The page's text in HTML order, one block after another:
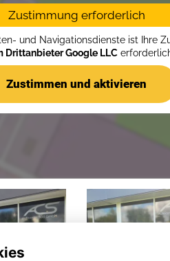
Zustimmung erforderlich
und Navigationsdienste ist Ihre
Drittanbieter Google LLC
Zustimmen und aktivieren